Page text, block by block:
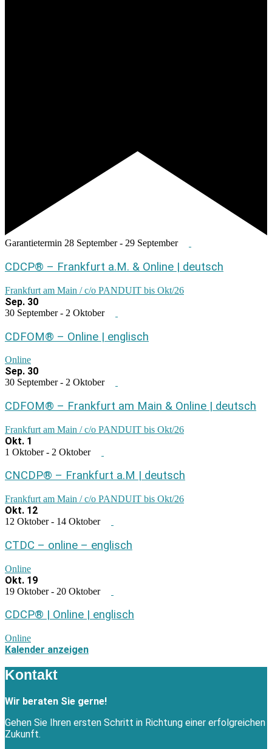
Garantietermin 28 September- 29 September
CDCP® – Frankfurt a.M. & Online | deutsch
Frankfurt am Main / c/o PANDUIT bis Okt/26
Sep. 30
30 September- 2 Oktober
CDFOM® – Online | englisch
Online
Sep. 30
30 September- 2 Oktober
CDFOM® – Frankfurt am Main & Online | deutsch
Frankfurt am Main / c/o PANDUIT bis Okt/26
Okt. 1
1 Oktober- 2 Oktober
CNCDP® – Frankfurt a.M | deutsch
Frankfurt am Main / c/o PANDUIT bis Okt/26
Okt. 12
12 Oktober- 14 Oktober
CTDC – online – englisch
Online
Okt. 19
19 Oktober- 20 Oktober
CDCP® | Online | englisch
Online
Kalender anzeigen
Kontakt
Wir beraten Sie gerne!
Gehen Sie Ihren ersten Schritt in Richtung einer erfolgreichen
Zukunft.